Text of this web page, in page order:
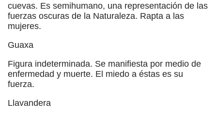
cuevas. Es semihumano, una representación de las
fuerzas oscuras de la Naturaleza. Rapta a las
mujeres.
Guaxa
Figura indeterminada. Se manifiesta por medio de
enfermedad y muerte. El miedo a éstas es su
fuerza.
Llavandera